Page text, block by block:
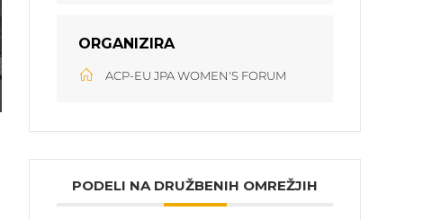
ORGANIZIRA
ACP-EU JPA WOMEN'S FORUM
PODELI NA DRUŽBENIH OMREŽJIH